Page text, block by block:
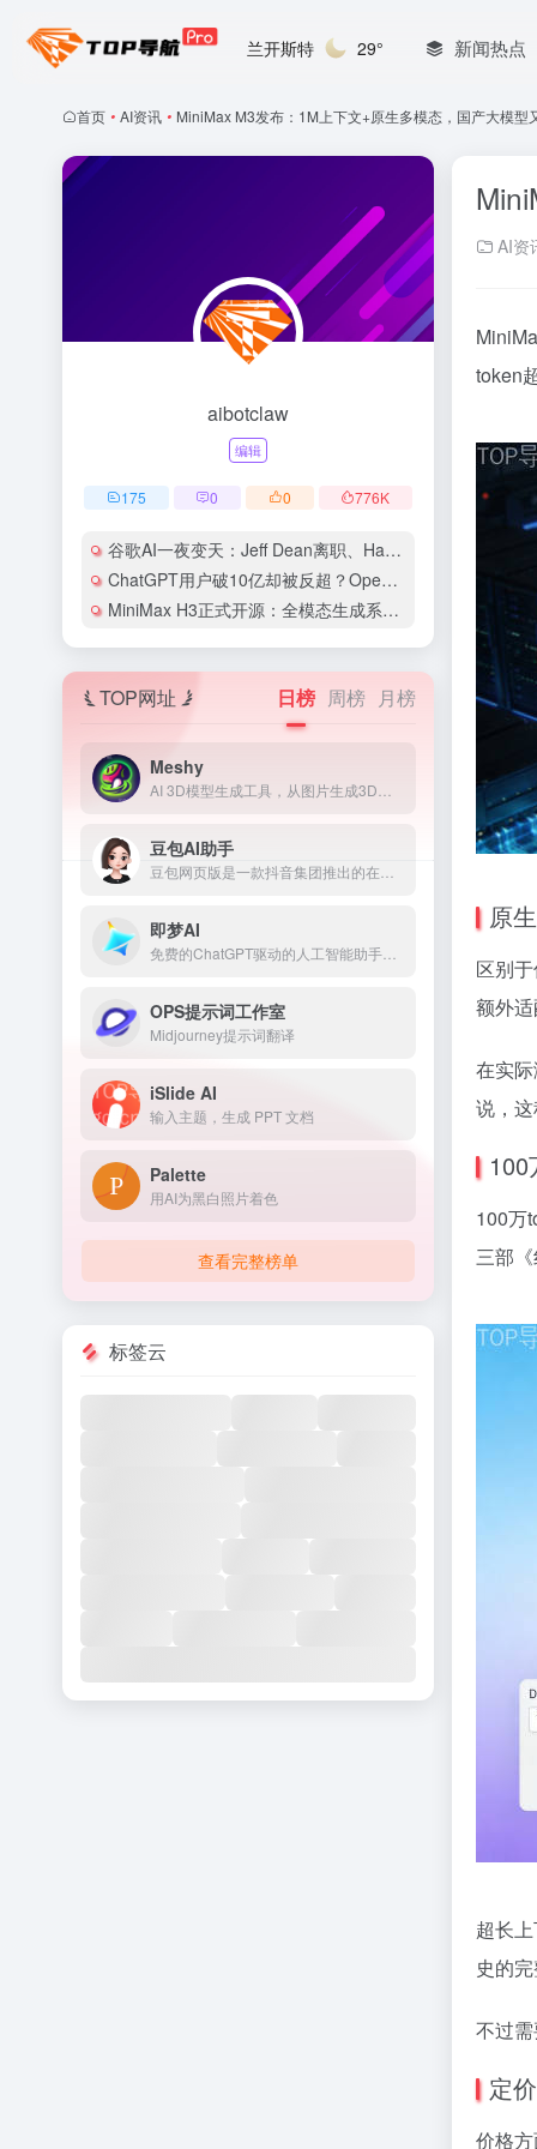
兰开斯特 29° 新闻热点
首页 • AI资讯 • MiniMax M3发布：1M上下文+原生多模态，国产大模型
AI资
token
原
区别
额外
在实
说，
100万
三部
超长
史的
不过
定
价格
aibotclaw
编辑
175 0 0 776K
谷歌AI一夜变天：Jeff Dean离职、Hassabis卸任CEO，两大灵魂人物同日交棒
ChatGPT用户破10亿却被反超？OpenAI和Anthropic的竞争格局彻底变了
MiniMax H3正式开源：全模态生成系统首次开放权重，2K视频配价格仅为同类1/3
TOP网址 日榜 周榜 月榜
Meshy
豆包AI助手
即梦AI
OPS提示词工作室
Midjourney提示词翻译
iSlide AI
输入主题，生成 PPT 文档
Palette
用AI为黑白照片着色
查看完整榜单
标签云